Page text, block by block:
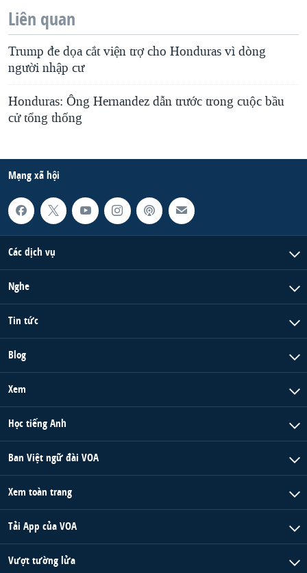
Liên quan
Trump đe dọa cắt viện trợ cho Honduras vì dòng
người nhập cư
Honduras: Ông Hernandez dẫn trước trong cuộc bầu
cử tổng thống
Mạng xã hội
Các dịch vụ
Nghe
Tin tức
Blog
Xem
Học tiếng Anh
Ban Việt ngữ đài VOA
Xem toàn trang
Tải App của VOA
Vượt tường lửa